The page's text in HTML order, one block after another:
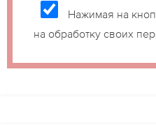
Нажимая на
на обработку своих